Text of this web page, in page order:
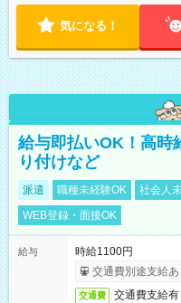
気になる！
給与即払いOK！高時
り付けなど
派遣 職種未経験OK 社会人
WEB登録・面接OK
給与
時給1100円
交通費別途支給あ
交通費 交通費支給有